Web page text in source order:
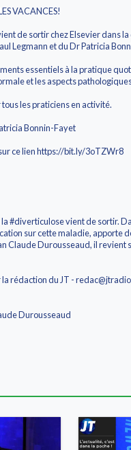
VACANCES!
de sortir chez Elsevier dans
Legmann et du Dr Patricia
essentiels à la pratique
et les aspects
les praticiens en activité.
Bonnin-Fayet
ce lien https://bit.ly/3oTZWr8
#diverticulose vient de sortir.
sur cette maladie, apporte
Claude Durousseaud, il
rédaction du JT -
Durousseaud